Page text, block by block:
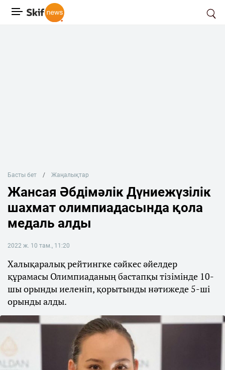
Басты бет Жаңалықтар
Жансая Әбдімәлік Дүниежүзілік
шахмат олимпиадасында қола
медаль алды
2022 ж. 10 там., 11:20
Халықаралық рейтингке сәйкес әйелдер
құрамасы Олимпиаданың бастапқы тізімінде 10-
шы орынды иеленіп, қорытынды нәтижеде 5-ші
орынды алды.